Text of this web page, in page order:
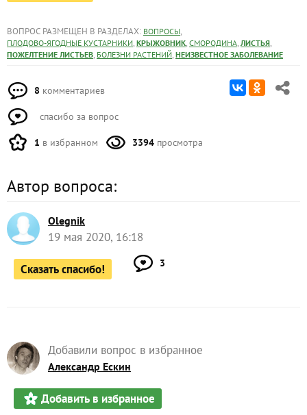
ВОПРОС РАЗМЕЩЕН В РАЗДЕЛАХ: ВОПРОСЫ,
ПЛОДОВО-ЯГОДНЫЕ КУСТАРНИКИ, КРЫЖОВНИК, СМОРОДИНА, ЛИСТЬЯ,
ПОЖЕЛТЕНИЕ ЛИСТЬЕВ, БОЛЕЗНИ РАСТЕНИЙ, НЕИЗВЕСТНОЕ ЗАБОЛЕВАНИЕ
8 комментариев
спасибо за вопрос
1 в избранном 3394 просмотра
Автор вопроса:
Olegnik
19 мая 2020, 16:18
Сказать спасибо! 3
Добавили вопрос в избранное
Александр Ескин
Добавить в избранное